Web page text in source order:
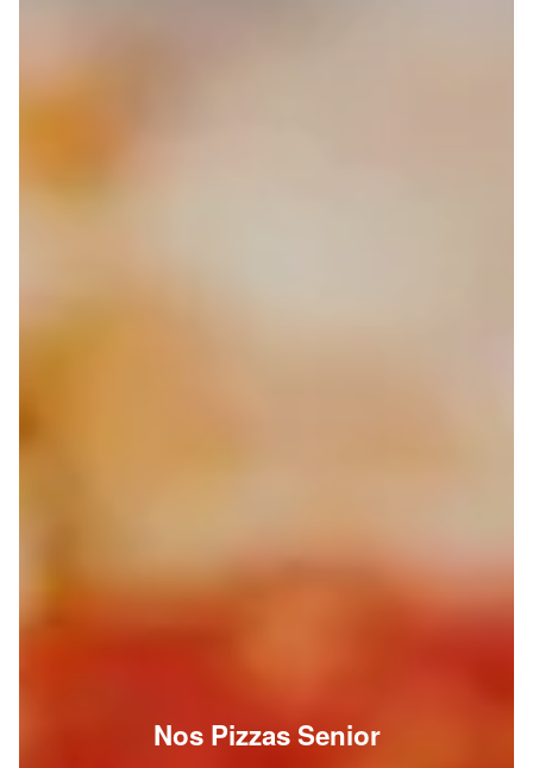
Nos Pizzas Senior